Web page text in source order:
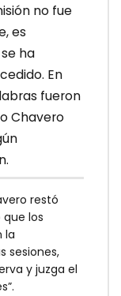
no fue
es
ha
En
fueron
Chavero
restó
los
la
sesiones,
y juzga el